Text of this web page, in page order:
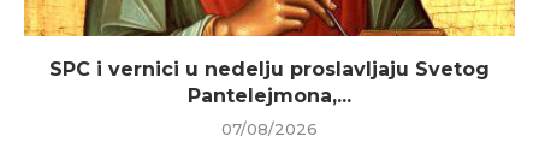
SPC i vernici u nedelju proslavljaju Svetog
Pantelejmona,...
07/08/2026